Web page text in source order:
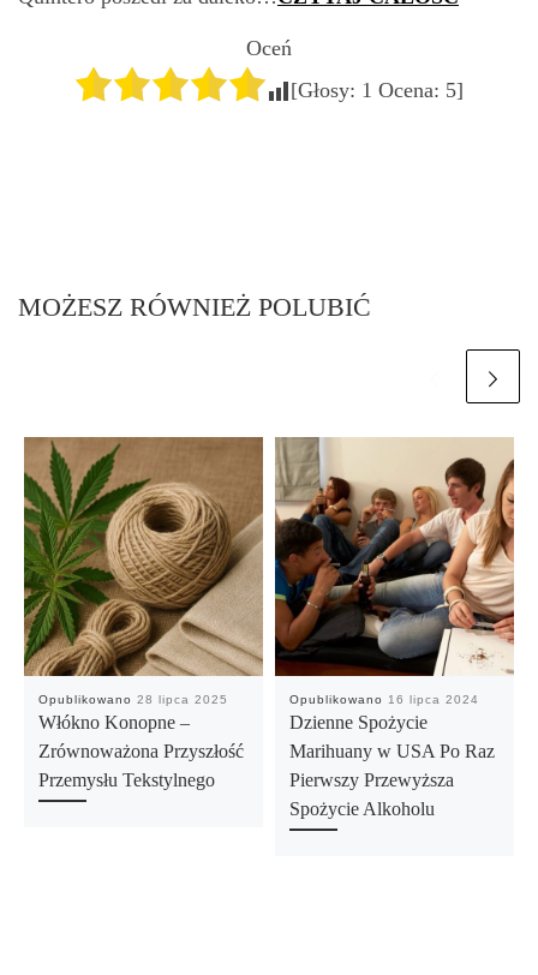
Oceń
[Głosy: 1 Ocena: 5]
MOŻESZ RÓWNIEŻ POLUBIĆ
Opublikowano 28 lipca 2025
Włókno Konopne –
Zrównoważona Przyszłość
Przemysłu Tekstylnego
Opublikowano 16 lipca 2024
Dzienne Spożycie
Marihuany w USA Po Raz
Pierwszy Przewyższa
Spożycie Alkoholu